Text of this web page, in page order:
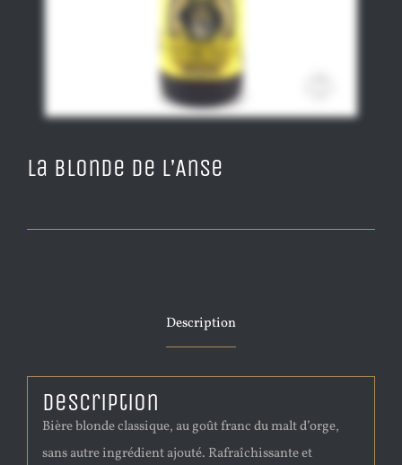
La Blonde de L’Anse
Description
Description
Bière blonde classique, au goût franc du malt d’orge,
sans autre ingrédient ajouté. Rafraîchissante et